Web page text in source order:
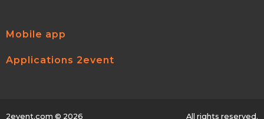
Mobile app
Applications 2event
2event.com © 2026 All rights reserved.